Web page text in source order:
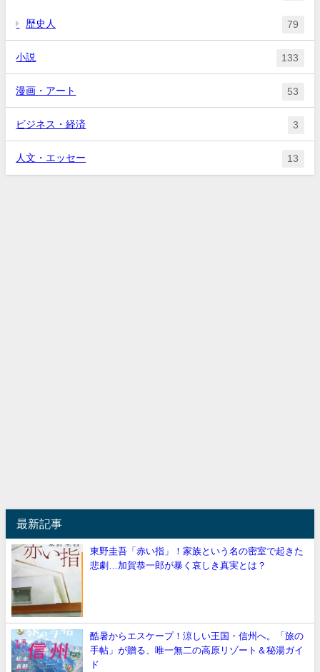
歴史人 79
小説 133
漫画・アート 53
ビジネス・経済 3
人文・エッセー 13
最新記事
東野圭吾「赤い指」！家族という名の密室で起きた
悲劇…加賀恭一郎が暴く哀しき真実とは？
酷暑からエスケープ！涼しい王国・信州へ。「旅の
手帖」が贈る、唯一無二の高原リゾート＆秘湯ガイ
ド